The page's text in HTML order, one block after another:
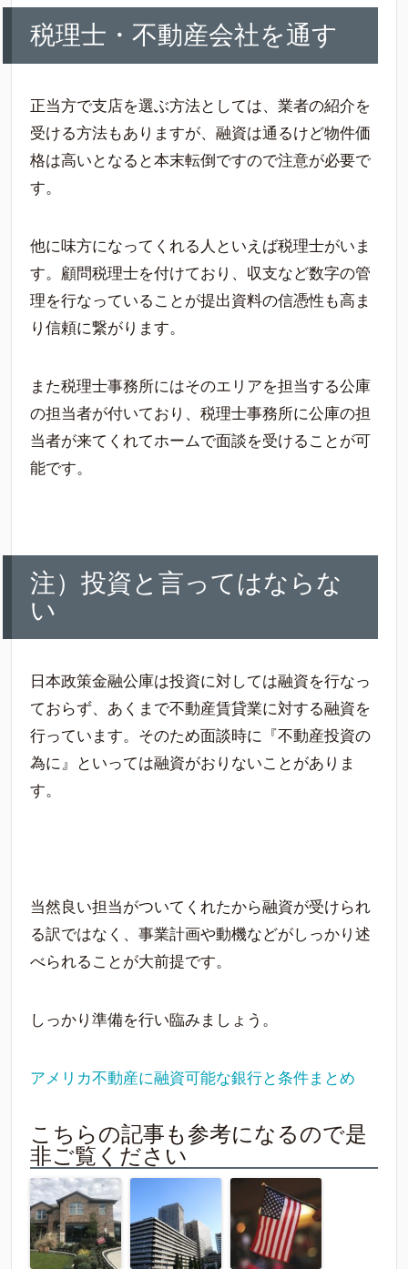
税理士・不動産会社を通す
正当方で支店を選ぶ方法としては、業者の紹介を
受ける方法もありますが、融資は通るけど物件価
格は高いとなると本末転倒ですので注意が必要で
す。
他に味方になってくれる人といえば税理士がいま
す。顧問税理士を付けており、収支など数字の管
理を行なっていることが提出資料の信憑性も高ま
り信頼に繋がります。
また税理士事務所にはそのエリアを担当する公庫
の担当者が付いており、税理士事務所に公庫の担
当者が来てくれてホームで面談を受けることが可
能です。
注）投資と言ってはならな
い
日本政策金融公庫は投資に対しては融資を行なっ
ておらず、あくまで不動産賃貸業に対する融資を
行っています。そのため面談時に『不動産投資の
為に』といっては融資がおりないことがありま
す。
当然良い担当がついてくれたから融資が受けられ
る訳ではなく、事業計画や動機などがしっかり述
べられることが大前提です。
しっかり準備を行い臨みましょう。
アメリカ不動産に融資可能な銀行と条件まとめ
こちらの記事も参考になるので是
非ご覧ください